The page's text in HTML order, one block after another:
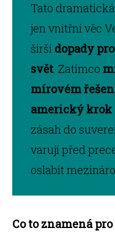
Tato
jen vnitřní věc
širší dopady
svět. Zatímco
mírovém
americký krok
zásah do
varují před
oslabit
Co to znamená